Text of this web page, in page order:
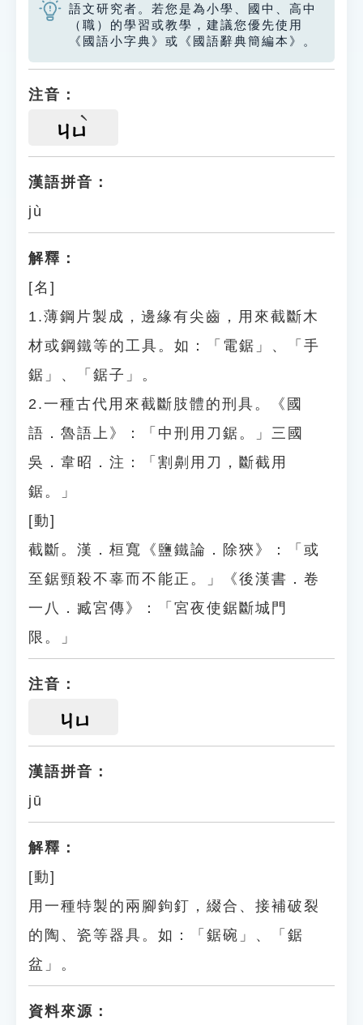
語文研究者。若您是為小學、國中、高中
（職）的學習或教學，建議您優先使用
《國語小字典》或《國語辭典簡編本》。
注音：
ㄐㄩ
漢語拼音：
jù
解釋：
[名]
1.薄鋼片製成，邊緣有尖齒，用來截斷木
材或鋼鐵等的工具。如：「電鋸」、「手
鋸」、「鋸子」。
2.一種古代用來截斷肢體的刑具。《國
語．魯語上》：「中刑用刀鋸。」三國
吳．韋昭．注：「割劓用刀，斷截用
鋸。」
[動]
截斷。漢．桓寬《鹽鐵論．除狹》：「或
至鋸頸殺不辜而不能正。」《後漢書．卷
一八．臧宮傳》：「宮夜使鋸斷城門
限。」
注音：
ㄐㄩ
漢語拼音：
jū
解釋：
[動]
用一種特製的兩腳鉤釘，綴合、接補破裂
的陶、瓷等器具。如：「鋸碗」、「鋸
盆」。
資料來源：